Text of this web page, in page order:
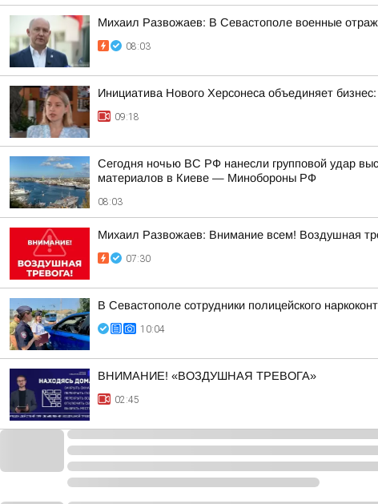
Михаил Развожаев: В Севастополе военные
08:03
Инициатива Нового Херсонеса объединяет
09:18
Сегодня ночью ВС РФ нанесли групповой удар
материалов в Киеве — Минобороны РФ
08:03
Михаил Развожаев: Внимание всем! Воздушная
07:30
В Севастополе сотрудники полицейского
10:04
ВНИМАНИЕ! «ВОЗДУШНАЯ ТРЕВОГА»
02:45